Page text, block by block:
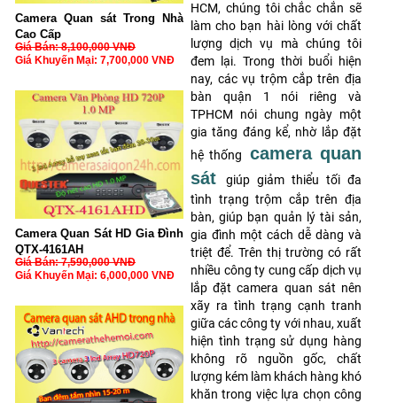
Camera Quan sát Trong Nhà
Cao Cấp
Giá Bán: 8,100,000 VNĐ
Giá Khuyến Mại: 7,700,000 VNĐ
Camera Quan Sát HD Gia Đình
QTX-4161AH
Giá Bán: 7,590,000 VNĐ
Giá Khuyến Mại: 6,000,000 VNĐ
HCM, chúng tôi chắc chắn sẽ
làm cho bạn hài lòng với chất
lượng dịch vụ mà chúng tôi
đem lại. Trong thời buổi hiện
nay, các vụ trộm cắp trên địa
bàn quận 1 nói riêng và
TPHCM nói chung ngày một
gia tăng đáng kể, nhờ lắp đặt
hệ thống
camera quan
sát
giúp giảm thiểu tối đa
tình trạng trộm cắp trên địa
bàn, giúp bạn quản lý tài sản,
gia đình một cách dễ dàng và
triệt để. Trên thị trường có rất
nhiều công ty cung cấp dịch vụ
lắp đặt camera quan sát nên
xãy ra tình trạng cạnh tranh
giữa các công ty với nhau, xuất
hiện tình trạng sử dụng hàng
không rõ nguồn gốc, chất
lượng kém làm khách hàng khó
khăn trong việc lựa chọn công